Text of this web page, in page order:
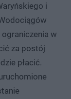
i
w
za postój
płacić.